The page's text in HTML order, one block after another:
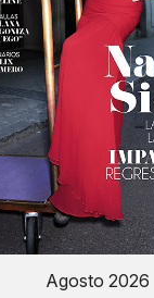
Agosto 2026